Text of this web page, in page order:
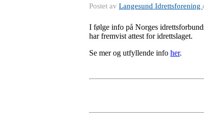
Postet av Langesund Idrettsforening
I følge info på Norges
har fremvist attest for idrettslaget.
Se mer og utfyllende info her.